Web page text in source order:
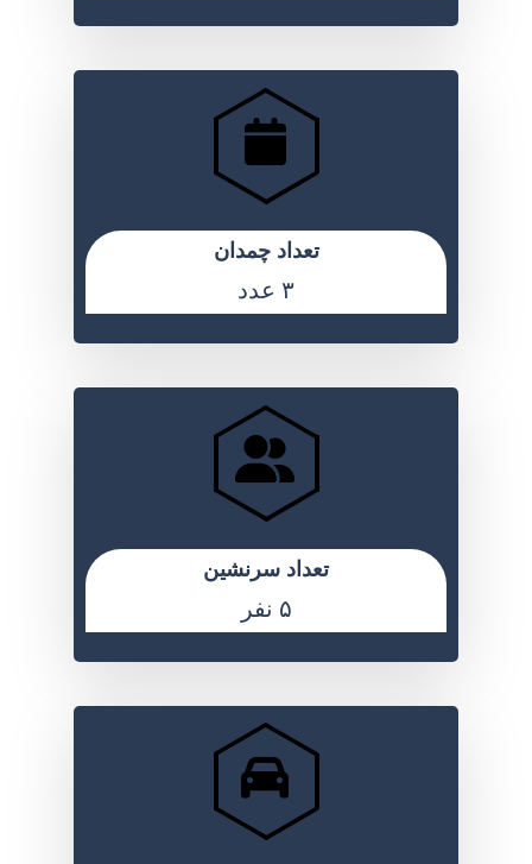
تعداد چمدان
۳ عدد
تعداد سرنشین
۵ نفر